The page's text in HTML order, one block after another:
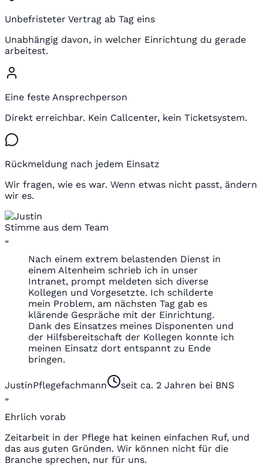
Unbefristeter Vertrag ab Tag eins
Unabhängig davon, in welcher Einrichtung du gerade
arbeitest.
Eine feste Ansprechperson
Direkt erreichbar. Kein Callcenter, kein Ticketsystem.
Rückmeldung nach jedem Einsatz
Wir fragen, wie es war. Wenn etwas nicht passt, ändern
wir es.
Stimme aus dem Team
„
Nach einem extrem belastenden Dienst in
einem Altenheim schrieb ich in unser
Intranet, prompt meldeten sich diverse
Kollegen und Vorgesetzte. Ich schilderte
mein Problem, am nächsten Tag gab es
klärende Gespräche mit der Einrichtung.
Dank des Einsatzes meines Disponenten und
der Hilfsbereitschaft der Kollegen konnte ich
meinen Einsatz dort entspannt zu Ende
bringen.
JustinPflegefachmann
seit ca. 2 Jahren bei BNS
„
Ehrlich vorab
Zeitarbeit in der Pflege hat keinen einfachen Ruf, und
das aus guten Gründen. Wir können nicht für die
Branche sprechen, nur für uns.